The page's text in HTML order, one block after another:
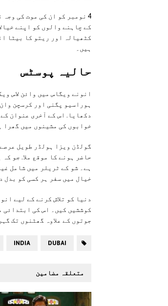
4 نومبر کو ان کی موت کی
کے چاہنے والوں کو اپنے
کٹھیالہ اور ریتو کا بیٹا
ہیں۔
حالیہ پوسٹس
انونے ویگاس میں وائن لاس
ہوراسیو پگنی اور کرسچن
دکھایا. اس کے آخری عنوان
خوابوں کی مشینوں میں گھرا
حاضر ہونے کا موقع ملا. جو
ہے۔ شو کے ٹریلر میں شامل
خیال میں سفر ہر کسی کو بدل
دنیا کو تلاش کرنے کے لیے
کوششیں کیں۔ اس کی ابتدائی
جوتوں کے علاوہ گھٹنوں تک
DUBAI
INDIA
متعلقہ مضامین